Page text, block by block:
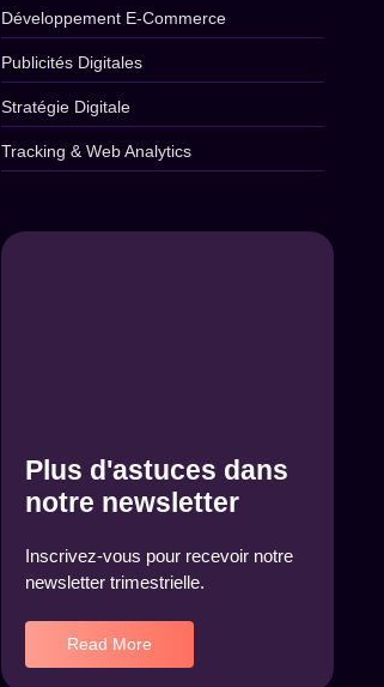
Développement E-Commerce
Publicités Digitales
Stratégie Digitale
Tracking & Web Analytics
Plus d'astuces dans
notre newsletter
Inscrivez-vous pour recevoir notre
newsletter trimestrielle.
Read More